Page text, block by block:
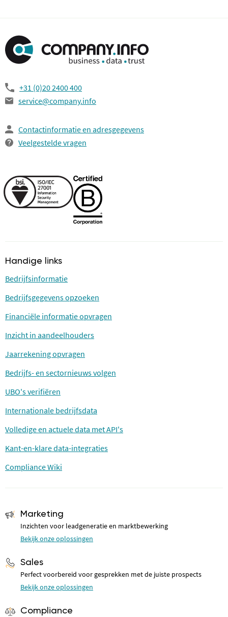
+31 (0)20 2400 400
service@company.info
Contactinformatie en adresgegevens
Veelgestelde vragen
Handige links
Bedrijfsinformatie
Bedrijfsgegevens opzoeken
Financiële informatie opvragen
Inzicht in aandeelhouders
Jaarrekening opvragen
Bedrijfs- en sectornieuws volgen
UBO's verifiëren
Internationale bedrijfsdata
Volledige en actuele data met API's
Kant-en-klare data-integraties
Compliance Wiki
Marketing
Inzichten voor leadgeneratie en marktbewerking
Bekijk onze oplossingen
Sales
Perfect voorbereid voor gesprekken met de juiste prospects
Bekijk onze oplossingen
Compliance